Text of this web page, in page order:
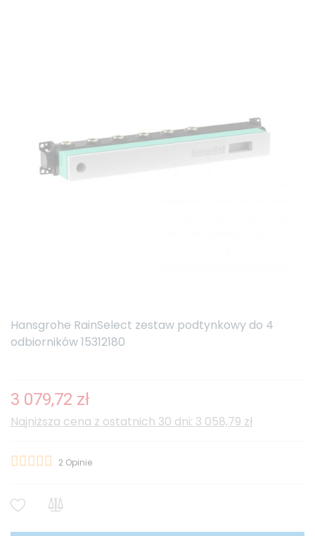
Hansgrohe RainSelect zestaw podtynkowy do 4
odbiorników 15312180
3 079,72 zł
Najniższa cena z ostatnich 30 dni: 3 058,79 zł
2 Opinie